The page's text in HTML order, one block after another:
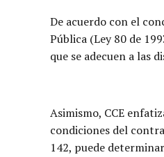
De acuerdo con el
Pública (Ley 80 de
que se adecuen a las
Asimismo, CCE
condiciones del
142, puede